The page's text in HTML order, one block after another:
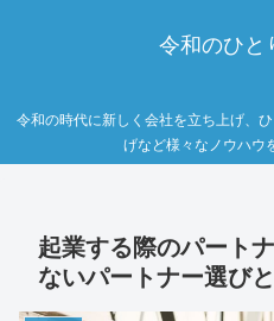
令和のひと
令和の時代に新しく会社を立ち上げ、
げなど様々なノウハウ
起業する際のパート
ないパートナー選びと